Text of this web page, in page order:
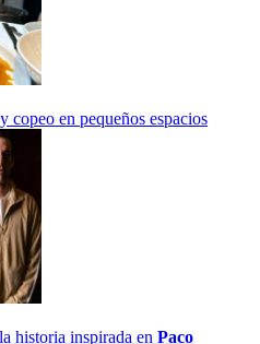
copeo en pequeños espacios
historia inspirada en Paco